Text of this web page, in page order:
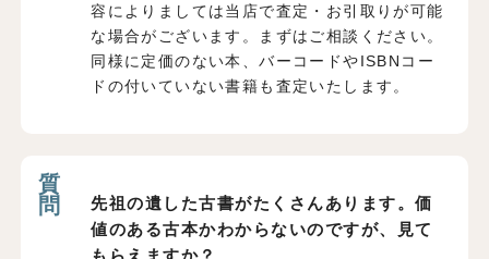
容によりましては当店で査定・お引取りが可能
な場合がございます。まずはご相談ください。
同様に定価のない本、バーコードやISBNコー
ドの付いていない書籍も査定いたします。
先祖の遺した古書がたくさんあります。価
値のある古本かわからないのですが、見て
もらえますか？